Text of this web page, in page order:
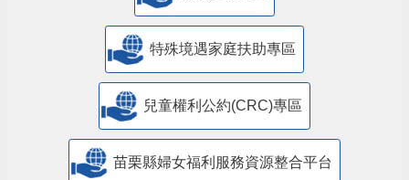
特殊境遇家庭扶助專區
兒童權利公約(CRC)專區
苗栗縣婦女福利服務資源整合平台